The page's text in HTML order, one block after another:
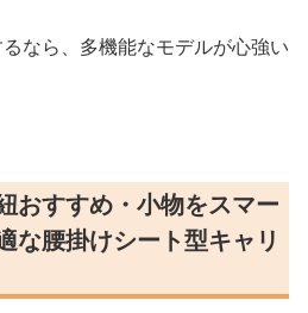
なら、多機能なモデルが心強い
おすすめ・小物をスマー
な腰掛けシート型キャリ